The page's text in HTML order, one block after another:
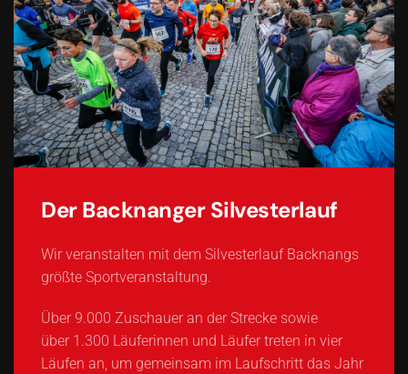
Der Backnanger Silvesterlauf
Wir veranstalten mit dem Silvesterlauf Backnangs
größte Sportveranstaltung.
Über 9.000 Zuschauer an der Strecke sowie
über 1.300 Läuferinnen und Läufer treten in vier
Läufen an, um gemeinsam im Laufschritt das Jahr